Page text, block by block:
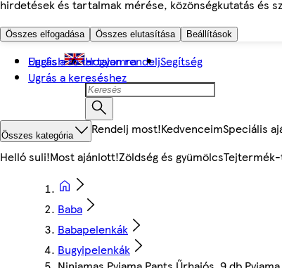
hirdetések és tartalmak mérése, közönségkutatás és
Összes elfogadása Összes elutasítása Beállítások
Ugrás a fő tartalomra
Ugrás a kereséshez
English Hogyan rendeljSegítség
Összes kategória Rendelj most!KedvenceimSpeciális
Helló suli!Most ajánlott!Zöldség és gyümölcs
Baba
Babapelenkák
Bugyipelenkák